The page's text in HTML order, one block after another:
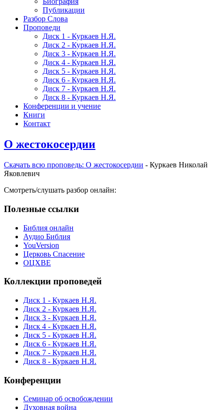
Публикации
Разбор Слова
Проповеди
Диск 1 - Куркаев Н.Я.
Диск 2 - Куркаев Н.Я.
Диск 3 - Куркаев Н.Я.
Диск 4 - Куркаев Н.Я.
Диск 5 - Куркаев Н.Я.
Диск 6 - Куркаев Н.Я.
Диск 7 - Куркаев Н.Я.
Диск 8 - Куркаев Н.Я.
Конференции и учение
Книги
Контакт
О жестокосердии
Скачать вcю проповедь: О жестокосердии - Куркаев Николай
Яковлевич
Смотреть/слушать разбор онлайн:
Полезные ссылки
Библия онлайн
Аудио Библия
YouVersion
Церковь Спасение
ОЦХВЕ
Коллекции проповедей
Диск 1 - Куркаев Н.Я.
Диск 2 - Куркаев Н.Я.
Диск 3 - Куркаев Н.Я.
Диск 4 - Куркаев Н.Я.
Диск 5 - Куркаев Н.Я.
Диск 6 - Куркаев Н.Я.
Диск 7 - Куркаев Н.Я.
Диск 8 - Куркаев Н.Я.
Конференции
Семинар об освобождении
Духовная война